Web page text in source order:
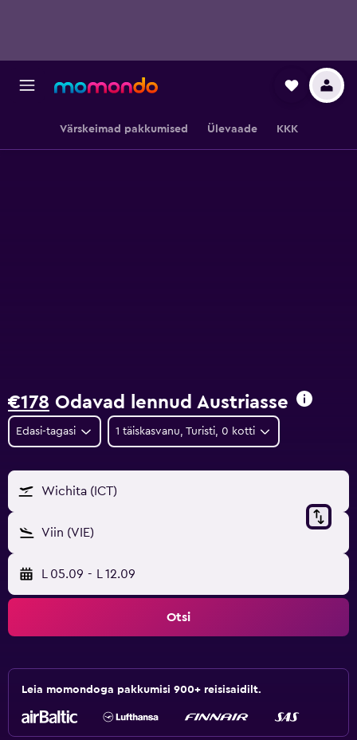
Värskeimad pakkumised Ülevaade KKK
€178 Odavad lennud Austriasse
Edasi-tagasi 1 täiskasvanu, Turisti, 0 kotti
Wichita (ICT)
Viin (VIE)
L 05.09 - L 12.09
Otsi
Leia momondoga pakkumisi 900+ reisisaidilt.